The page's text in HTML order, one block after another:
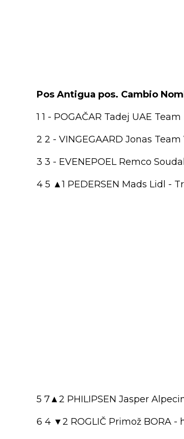
Pos Antigua pos. Cambio
1 1 - POGAČAR Tadej UAE
2 2 - VINGEGAARD Jonas
3 3 - EVENEPOEL Remco
4 5 ▲1 PEDERSEN Mads Lidl -
5 7▲2 PHILIPSEN Jasper
6 4 ▼2 ROGLIČ Primož BORA -